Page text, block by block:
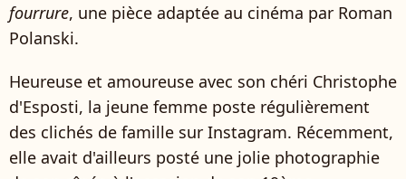
fourrure, une pièce adaptée au cinéma par Roman
Polanski.
Heureuse et amoureuse avec son chéri Christophe
d'Esposti, la jeune femme poste régulièrement
des clichés de famille sur Instagram. Récemment,
elle avait d'ailleurs posté une jolie photographie